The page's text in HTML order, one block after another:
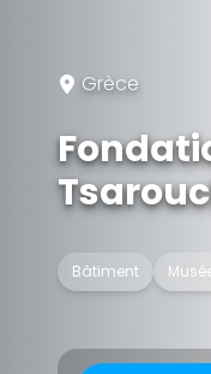
Grèce
Bâtiment